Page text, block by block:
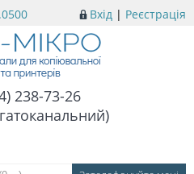
Вхід | Реєстрація
238-73-26